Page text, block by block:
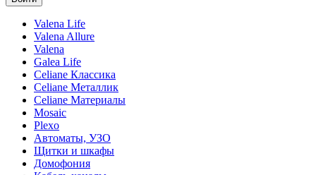
Valena Life
Valena Allure
Valena
Galea Life
Celiane Классика
Celiane Металлик
Celiane Материалы
Mosaic
Plexo
Автоматы, УЗО
Щитки и шкафы
Домофония